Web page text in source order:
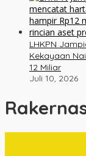
LHKPN
Kekayaan
12 Miliar
Juli 10, 2026